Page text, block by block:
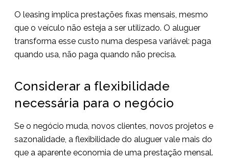
O leasing implica prestações fixas mensais, mesmo
que o veículo não esteja a ser utilizado. O aluguer
transforma esse custo numa despesa variável: paga
quando usa, não paga quando não precisa.
Considerar a flexibilidade
necessária para o negócio
Se o negócio muda, novos clientes, novos projetos e
sazonalidade, a flexibilidade do aluguer vale mais do
que a aparente economia de uma prestação mensal.